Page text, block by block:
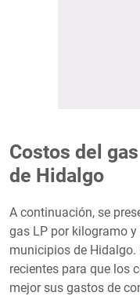
Costos del
de Hidalgo
A continuación, se
gas LP por kilogramo
municipios de
recientes para que los
mejor sus gastos de